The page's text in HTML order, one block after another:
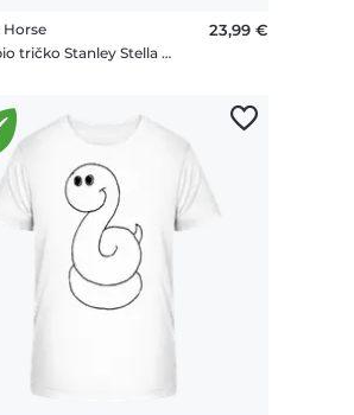
Detské bio tričko Stanley Stella 2.0
23,99 €